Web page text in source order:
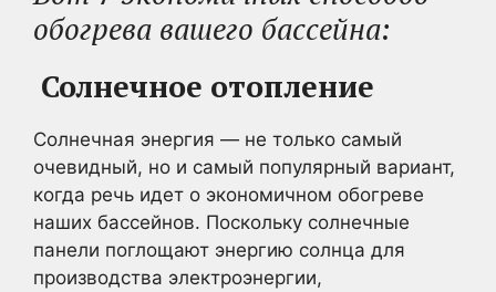
обогрева вашего бассейна:
Солнечное отопление
Солнечная энергия — не только самый
очевидный, но и самый популярный вариант,
когда речь идет о экономичном обогреве
наших бассейнов. Поскольку солнечные
панели поглощают энергию солнца для
производства электроэнергии,